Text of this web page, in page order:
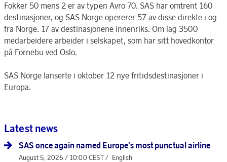
Fokker 50 mens 2 er av typen Avro 70. SAS har omtrent 160
destinasjoner, og SAS Norge opererer 57 av disse direkte i og
fra Norge. 17 av destinasjonene innenriks. Om lag 3500
medarbeidere arbeider i selskapet, som har sitt hovedkontor
på Fornebu ved Oslo.
SAS Norge lanserte i oktober 12 nye fritidsdestinasjoner i
Europa.
Latest news
SAS once again named Europe's most punctual airline
August 5, 2026 / 10:00 CEST / English